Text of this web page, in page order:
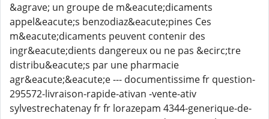
&agrave; un groupe de m&eacute;dicaments
appel&eacute;s benzodiaz&eacute;pines Ces
m&eacute;dicaments peuvent contenir des
ingr&eacute;dients dangereux ou ne pas &ecirc;tre
distribu&eacute;s par une pharmacie
agr&eacute;&eacute;e --- documentissime fr question-
295572-livraison-rapide-ativan -vente-ativ
sylvestrechatenay fr fr lorazepam 4344-generique-de-